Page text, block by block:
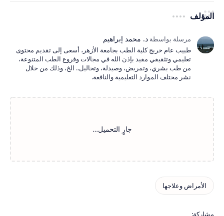
المؤلف
طبيب عام خريج كلية الطب بجامعة الأزهر، أسعى إلى تقديم محتوى
تعليمي وتثقيفي مفيد بإذن الله في مجالات وفروع الطب المتنوعة،
من طب بشري، وتمريض، وصيدلة، وتحاليل.. الخ، وذلك من خلال
نشر مختلف الموارد التعليمية والنافعة.